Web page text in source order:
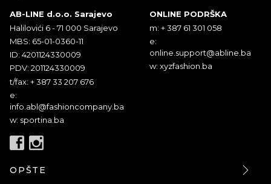
AB-LINE d.o.o. Sarajevo
Halilovići 6 - 71 000 Sarajevo
MBS: 65-01-0360-11
ID: 4201124330009
PDV: 201124330009
t/fax: + 387 33 207 676
e:
info.abl@fashioncompany.ba
w: sportina.ba
ONLINE PODRŠKA
m: + 387 61 301 058
e:
online.support@abline.ba
w: xyzfashion.ba
OPŠTE